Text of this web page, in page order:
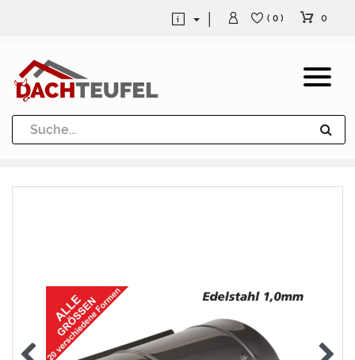
Dachrinne und Fallrohre
Werkzeuge und Löttechnik
( 0 ) 0